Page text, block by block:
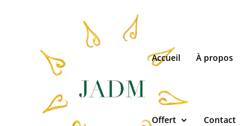
Accueil À propos
Offert Contact